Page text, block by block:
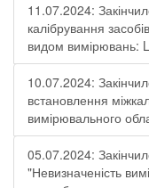
11.07.2024:
калібрування
видом вимірювань:
10.07.2024:
встановлення
вимірювального
05.07.2024:
"Невизначеність